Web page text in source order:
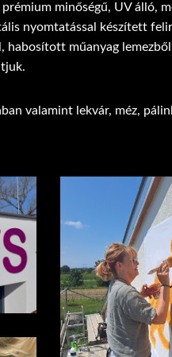
minőségű, UV álló,
nyomtatással készített
műanyag
valamint lekvár, méz,